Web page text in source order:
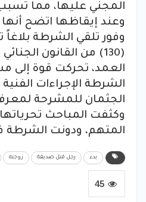
المجني عليها، مما
وعند إيقاظها اتضح أنها
وفور تلقي الشرطة
(130) من القانون
العمد، تحركت قوة إلى
الشرطة الإجراءات الفنية
الجثمان للمشرحة
وكثفت المباحث
المتهم، ودونت الشرطة
بدء رجل قتل صديقة زوجته
45